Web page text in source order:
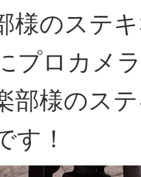
様のステ
プロカメ
部様のス
す！